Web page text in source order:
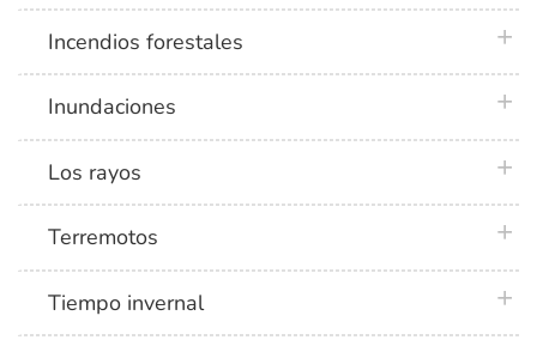
Incendios forestales
Inundaciones
Los rayos
Terremotos
Tiempo invernal